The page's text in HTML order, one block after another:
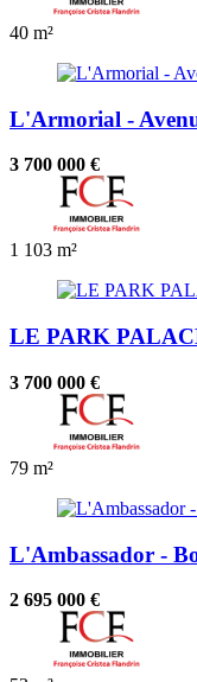
40 m²
L'Armorial -
3 700 000 €
1 103 m²
LE PARK
3 700 000 €
79 m²
L'Ambassador -
2 695 000 €